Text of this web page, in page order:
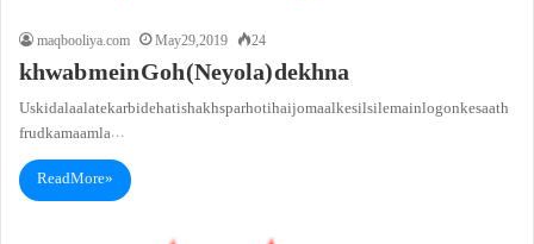
maqbooliya.com May 29, 2019 24
khwab mein Goh (Neyola) dekhna
Uski dalaalat ek arbi dehati shakhs par hoti hai jo maal ke silsile main logon ke saath
frud ka maamla…
Read More »